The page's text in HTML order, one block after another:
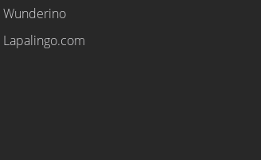
Wunderino
Lapalingo.com